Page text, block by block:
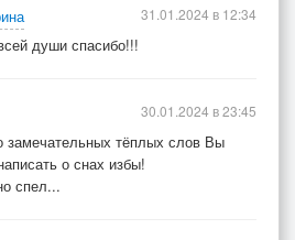
души спасибо!!!
31.01.2024 в 12:34
замечательных тёплых слов Вы
о снах избы!
спел...
30.01.2024 в 23:45